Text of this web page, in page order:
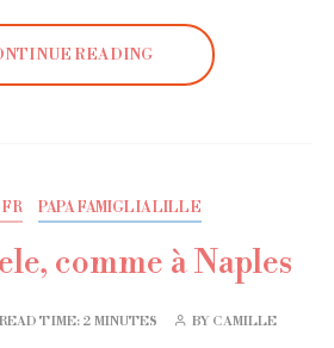
READING
PAPA FAMIGLIA LILLE
comme à Naples
READ TIME: 2 MINUTES BY CAMILLE